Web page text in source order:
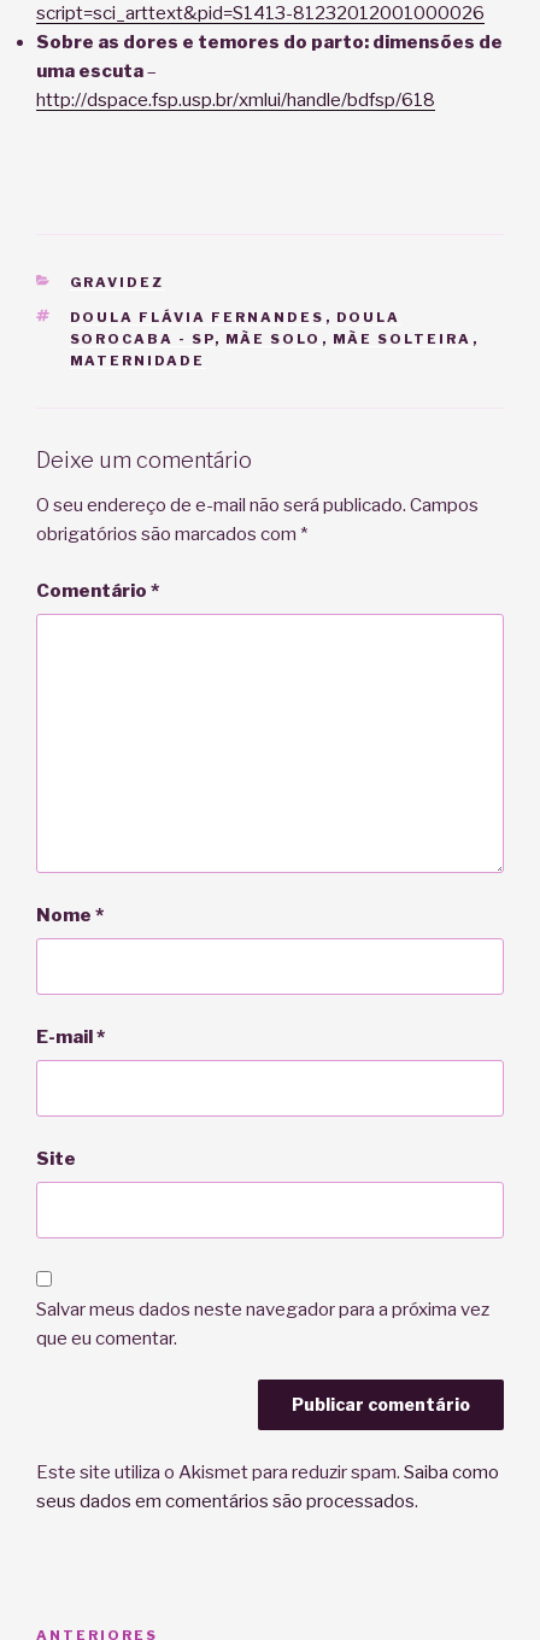
script=sci_arttext&pid=S1413-81232012001000026
Sobre as dores e temores do parto: dimensões de
uma escuta–
http://dspace.fsp.usp.br/xmlui/handle/bdfsp/618
CATEGORIAS
GRAVIDEZ
TAGS
DOULA FLÁVIA FERNANDES , DOULA
SOROCABA - SP, MÃE SOLO , MÃE SOLTEIRA ,
MATERNIDADE
Deixe um comentário
O seu endereço de e-mail não será publicado. Campos
obrigatórios são marcados com *
Comentário *
Nome *
E-mail*
Site
Salvar meus dados neste navegador para a próxima vez
que eu comentar.
Este site utiliza o Akismet para reduzir spam. Saiba como
seus dados em comentários são processados.
ANTERIORES